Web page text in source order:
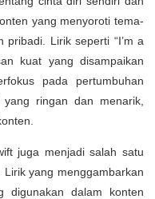
yang menyoroti tema-
Lirik seperti “I’m a
kuat yang disampaikan
pada pertumbuhan
ringan dan menarik,
juga menjadi salah satu
yang menggambarkan
digunakan dalam konten